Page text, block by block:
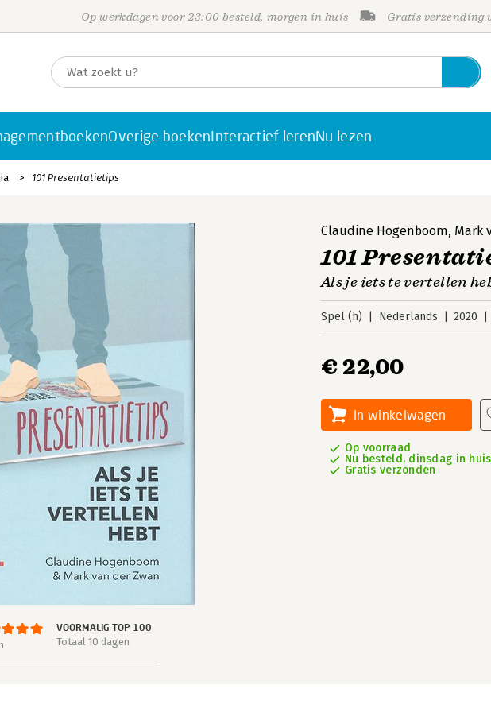
Op werkdagen voor 23:00 besteld, morgen in huis Gratis verzending
Overige boekenInteractief lerenNu lezen
101 Presentatietips
VOORMALIG TOP 100
Totaal 10 dagen
Claudine Hogenboom, Mark
101
Als je iets te vertellen
Spel (h) Nederlands 2020
€ 22,00
In winkelwagen
Op voorraad
Nu besteld, dinsdag in huis
Gratis verzonden